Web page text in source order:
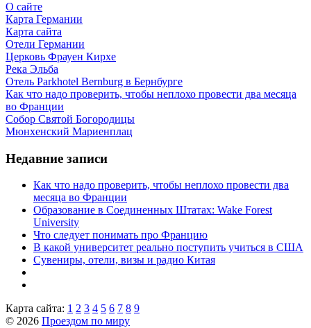
О сайте
Карта Германии
Карта сайта
Отели Германии
Церковь Фрауен Кирхе
Река Эльба
Отель Parkhotel Bernburg в Бернбурге
Как что надо проверить, чтобы неплохо провести два месяца
во Франции
Собор Святой Богородицы
Мюнхенский Мариенплац
Недавние записи
Как что надо проверить, чтобы неплохо провести два
месяца во Франции
Образование в Соединенных Штатах: Wake Forest
University
Что следует понимать про Францию
В какой университет реально поступить учиться в США
Сувениры, отели, визы и радио Китая
Карта сайта: 1 2 3 4 5 6 7 8 9
© 2026 Проездом по миру